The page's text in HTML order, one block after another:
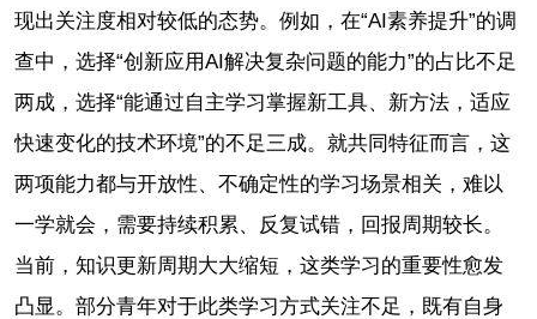
现出关注度相对较低的态势。例如，在“AI素养提升”的调
查中，选择“创新应用AI解决复杂问题的能力”的占比不足
两成，选择“能通过自主学习掌握新工具、新方法，适应
快速变化的技术环境”的不足三成。就共同特征而言，这
两项能力都与开放性、不确定性的学习场景相关，难以
一学就会，需要持续积累、反复试错，回报周期较长。
当前，知识更新周期大大缩短，这类学习的重要性愈发
凸显。部分青年对于此类学习方式关注不足，既有自身